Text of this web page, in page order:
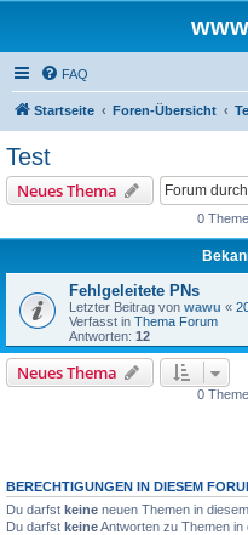
FAQ
Startseite Foren-Übersicht
Test
Neues Thema
0
Fehlgeleitete PNs
Letzter Beitrag von wawu «
Verfasst in Thema Forum
Antworten: 12
Neues Thema
0
BERECHTIGUNGEN IN DIESEM
Du darfst keine neuen Themen in
Du darfst keineAntworten zu Themen in